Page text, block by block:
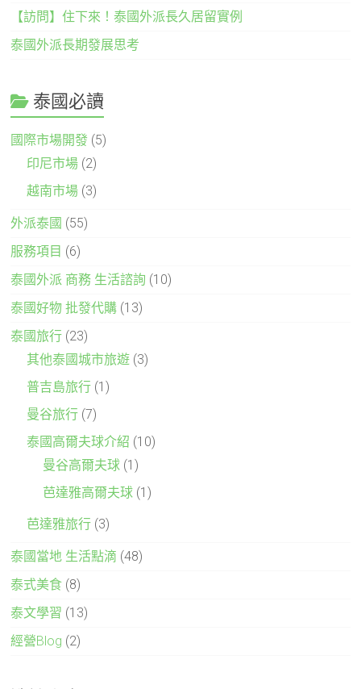
【訪問】住下來！泰國外派長久居留實例
泰國外派長期發展思考
泰國必讀
國際市場開發 (5)
印尼市場 (2)
越南市場 (3)
外派泰國 (55)
服務項目 (6)
泰國外派 商務 生活諮詢 (10)
泰國好物 批發代購 (13)
泰國旅行 (23)
其他泰國城市旅遊 (3)
普吉島旅行 (1)
曼谷旅行 (7)
泰國高爾夫球介紹 (10)
曼谷高爾夫球 (1)
芭達雅高爾夫球 (1)
芭達雅旅行 (3)
泰國當地 生活點滴 (48)
泰式美食 (8)
泰文學習 (13)
經營Blog (2)